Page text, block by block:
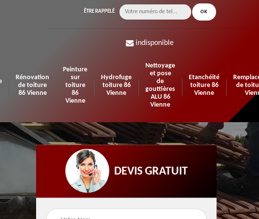
ÊTRE RAPPELÉ
indisponible
Rénovation
de toiture
86 Vienne
Peinture
sur
toiture
86
Vienne
Hydrofuge
toiture 86
Vienne
Nettoyage
et pose
de
gouttières
ALU 86
Vienne
Etanchéité
toiture 86
Vienne
de
réparation de
Urgence fuite de
Travaux d'isolation 86
DEVIS GRATUIT